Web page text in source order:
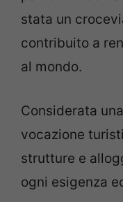
stata un
contribuito a
al mondo.
Considerata
vocazione
strutture e
ogni esigenza